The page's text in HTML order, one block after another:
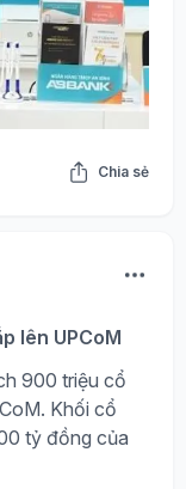
Chia sẻ
lên UPCoM
900 triệu cổ
Khối cổ
tỷ đồng của